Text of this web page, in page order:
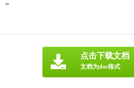
”
点击下载文档
文档为doc格式